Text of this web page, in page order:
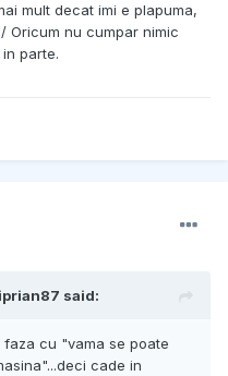
mult decat imi e plapuma,
Oricum nu cumpar nimic
parte.
said:
cu "vama se poate
cade in